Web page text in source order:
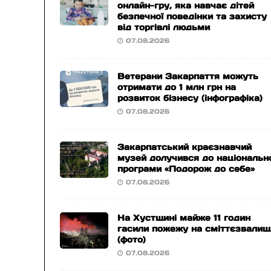
онлайн-гру, яка навчає дітей
безпечної поведінки та захисту
від торгівлі людьми
07.08.2026
Ветерани Закарпаття можуть
отримати до 1 млн грн на
розвиток бізнесу (інфографіка)
07.08.2026
Закарпатський краєзнавчий
музей долучився до
програми «Подорож до себе»
07.08.2026
На Хустщині майже 11 годин
гасили пожежу на
(фото)
07.08.2026